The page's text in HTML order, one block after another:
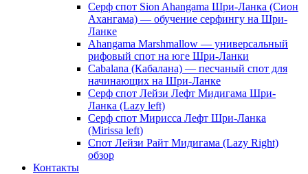
Серф спот Sion Ahangama Шри-Ланка (Сион
Ахангама) — обучение серфингу на Шри-
Ланке
Ahangama Marshmallow — универсальный
рифовый спот на юге Шри-Ланки
Cabalana (Кабалана) — песчаный спот для
начинающих на Шри-Ланке
Серф спот Лейзи Лефт Мидигама Шри-
Ланка (Lazy left)
Серф спот Мирисса Лефт Шри-Ланка
(Mirissa left)
Спот Лейзи Райт Мидигама (Lazy Right)
обзор
Контакты